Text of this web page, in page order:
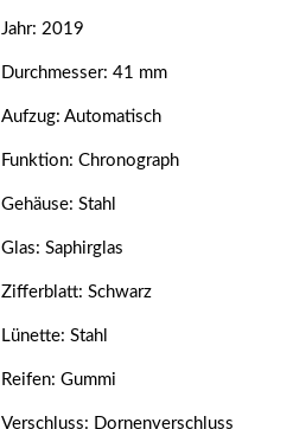
Jahr: 2019
Durchmesser: 41 mm
Aufzug: Automatisch
Funktion: Chronograph
Gehäuse: Stahl
Glas: Saphirglas
Zifferblatt: Schwarz
Lünette: Stahl
Reifen: Gummi
Verschluss: Dornenverschluss